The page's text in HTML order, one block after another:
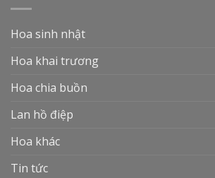
Hoa sinh nhật
Hoa khai trương
Hoa chia buồn
Lan hồ điệp
Hoa khác
Tin tức